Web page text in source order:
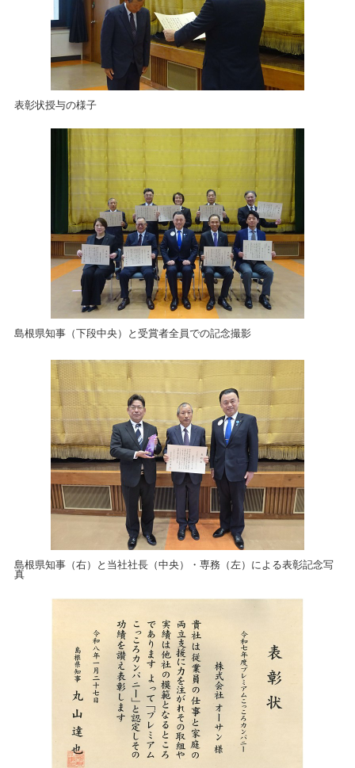
表彰状授与の様子
島根県知事（下段中央）と受賞者全員での記念撮影
島根県知事（右）と当社社長（中央）・専務（左）による表彰記念写
真